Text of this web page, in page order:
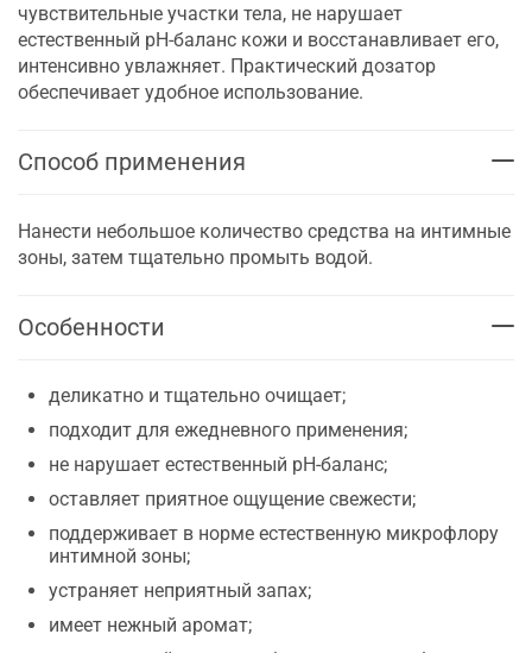
чувствительные участки тела, не нарушает
естественный pH-баланс кожи и восстанавливает его,
интенсивно увлажняет. Практический дозатор
обеспечивает удобное использование.
Способ применения
Нанести небольшое количество средства на интимные
зоны, затем тщательно промыть водой.
Особенности
деликатно и тщательно очищает;
подходит для ежедневного применения;
не нарушает естественный pH-баланс;
оставляет приятное ощущение свежести;
поддерживает в норме естественную микрофлору
интимной зоны;
устраняет неприятный запах;
имеет нежный аромат;